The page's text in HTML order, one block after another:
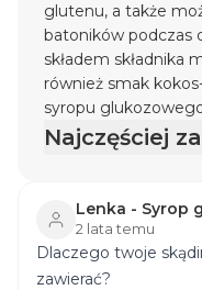
glutenu, a także
batoników podczas
składem składnika
również smak
syropu
Najczęściej
Lenka - Syrop
2 lata temu
Dlaczego twoje
zawierać?